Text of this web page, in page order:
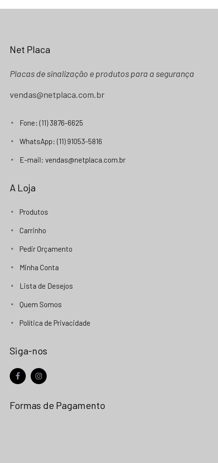
Net Placa
Placas de sinalização e produtos para a segurança
vendas@netplaca.com.br
Fone: (11) 3876-6625
WhatsApp: (11) 91053-5816
E-mail: vendas@netplaca.com.br
A Loja
Produtos
Carrinho
Pedir Orçamento
Minha Conta
Lista de Desejos
Quem Somos
Política de Privacidade
Siga-nos
Formas de Pagamento